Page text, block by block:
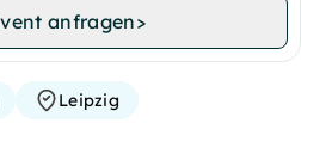
anfragen>
Leipzig